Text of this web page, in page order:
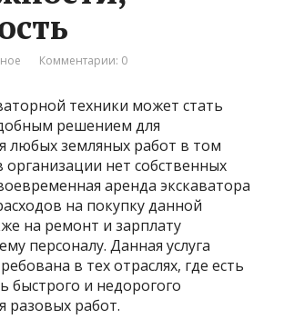
Комментарии: 0
техники может стать
решением для
любых земляных работ в том
организации нет собственных
аренда экскаватора
на покупку данной
на ремонт и зарплату
персоналу. Данная услуга
в тех отраслях, где есть
быстрого и недорогого
разовых работ.